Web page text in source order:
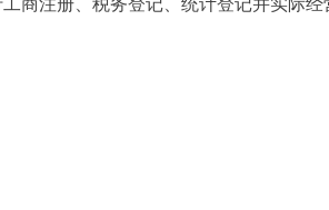
注册、税务登记、统计登记并实际经